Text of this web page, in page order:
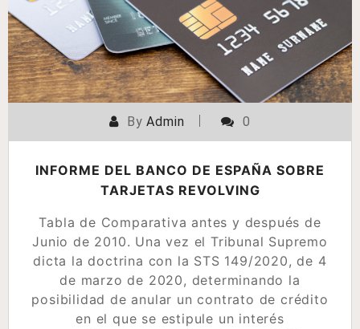
ByAdmin 0
INFORME DEL BANCO DE ESPAÑA SOBRE
TARJETAS REVOLVING
Tabla de Comparativa antes y después de
Junio de 2010. Una vez el Tribunal Supremo
dicta la doctrina con la STS 149/2020, de 4
de marzo de 2020, determinando la
posibilidad de anular un contrato de crédito
en el que se estipule un interés